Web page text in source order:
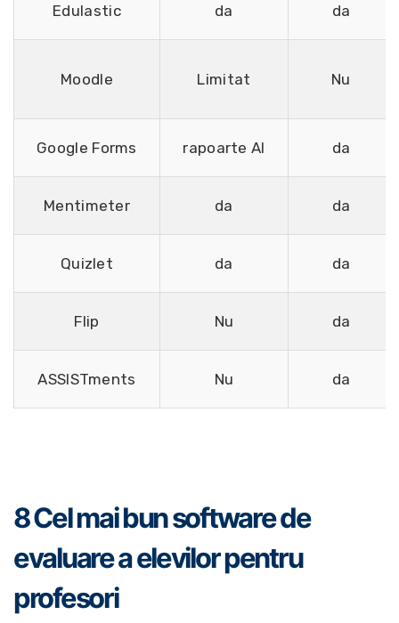
Edulastic da da
Moodle Limitat Nu
Google Forms rapoarte AI da
Mentimeter da da
Quizlet da da
Flip Nu da
ASSISTments Nu da
8 Cel mai bun software de
evaluare a elevilor pentru
profesori